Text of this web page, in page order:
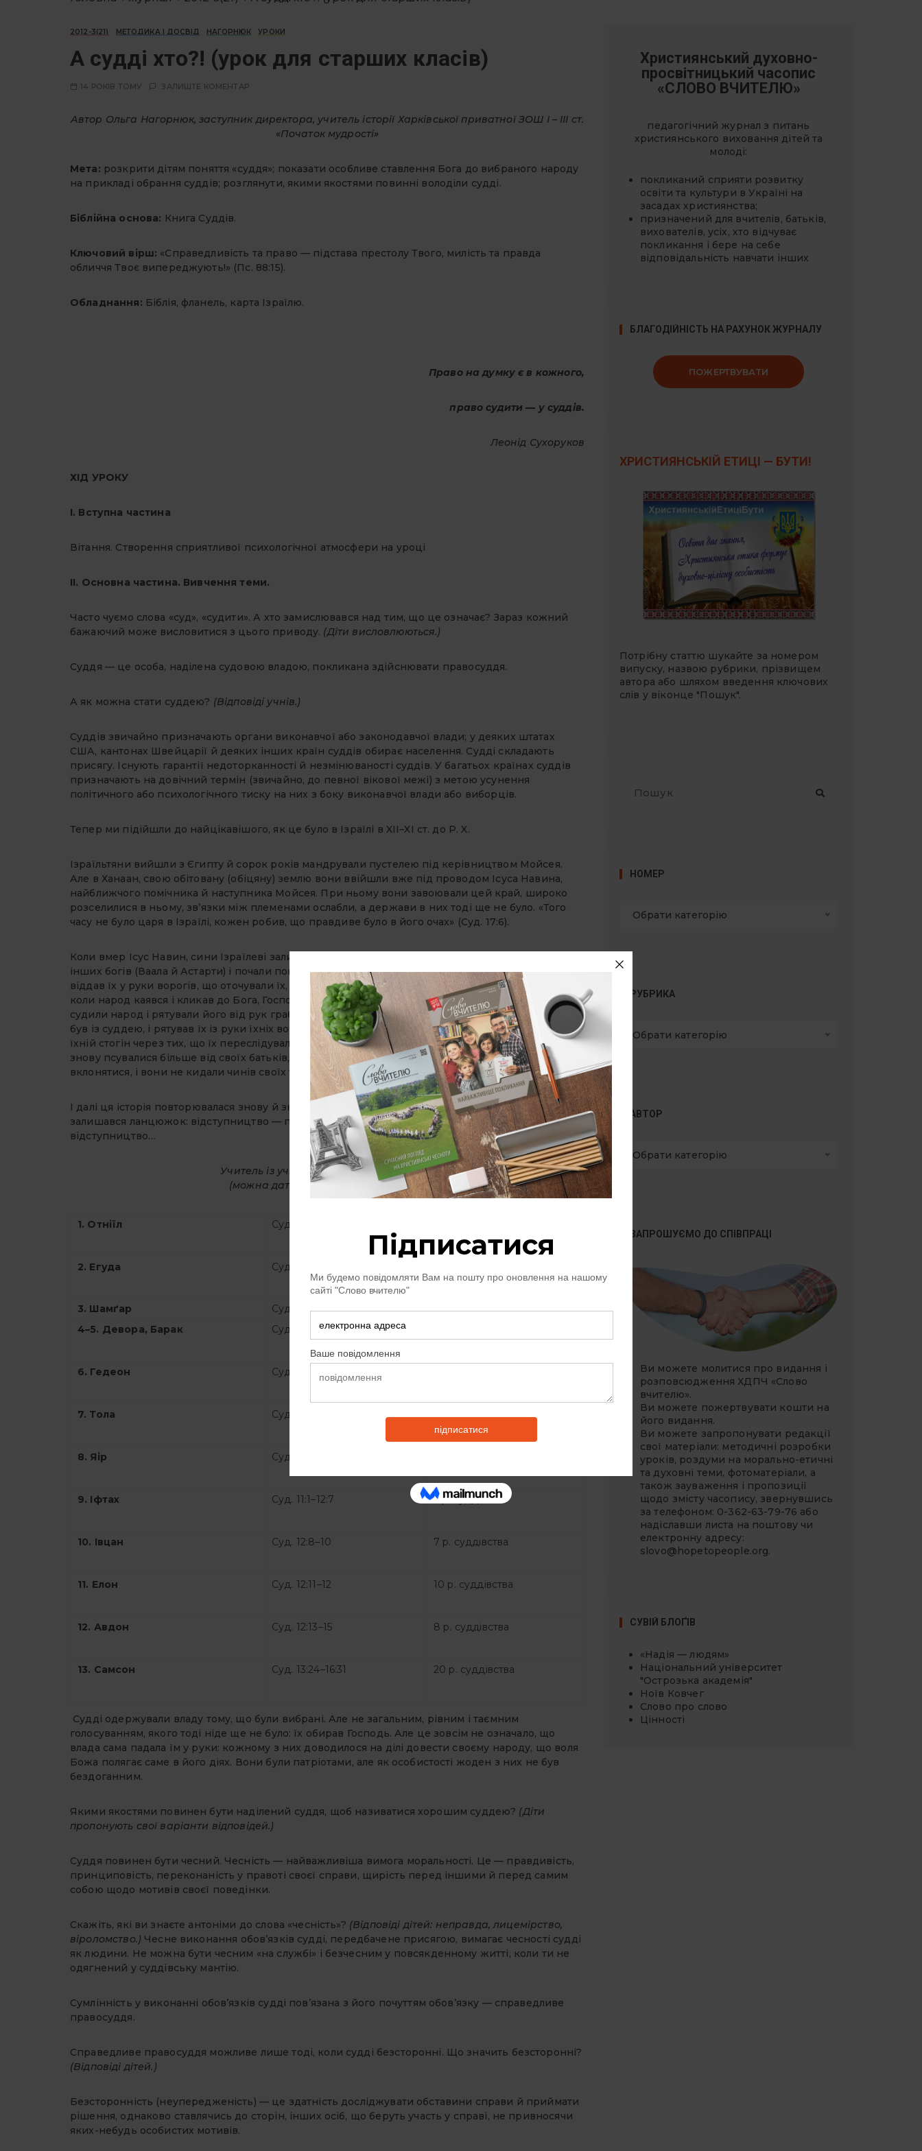
2012-3(21) МЕТОДИКА І ДОСВІД НАГОРНЮК УРОКИ
А судді хто?! (урок для старших класів)
14 РОКІВ ТОМУ ЗАЛИШТЕ КОМЕНТАР
Автор Ольга Нагорнюк, заступник директора, учитель історії Харківської приватної ЗОШ І – ІІІ ст.
«Початок мудрості»
Мета: розкрити дітям поняття «суддя»; показати особливе ставлення Бога до вибраного народу
на прикладі обрання суддів; розглянути, якими якостями повинні володіли судді.
Біблійна основа: Книга Суддів.
Ключовий вірш: «Справедливість та право — підстава престолу Твого, милість та правда
обличчя Твоє випереджують!» (Пс. 88:15).
Обладнання: Біблія, фланель, карта Ізраїлю.
Право на думку є в кожного,
право судити — у суддів.
Леонід Сухоруков
ХІД УРОКУ
І. Вступна частина
Вітання. Створення сприятливої психологічної атмосфери на уроці
ІІ. Основна частина. Вивчення теми.
Часто чуємо слова «суд», «судити». А хто замислювався над тим, що це означає? Зараз кожний
бажаючий може висловитися з цього приводу. (Діти висловлюються.)
Суддя — це особа, наділена судовою владою, покликана здійснювати правосуддя.
А як можна стати суддею? (Відповіді учнів.)
Суддів звичайно призначають органи виконавчої або законодавчої влади; у деяких штатах
США, кантонах Швейцарії й деяких інших країн суддів обирає населення. Судді складають
присягу. Існують гарантії недоторканності й незмінюваності суддів. У багатьох країнах суддів
призначають на довічний термін (звичайно, до певної вікової межі) з метою усунення
політичного або психологічного тиску на них з боку виконавчої влади або виборців.
Тепер ми підійшли до найцікавішого, як це було в Ізраїлі в XII–XI ст. до Р. X.
Ізраїльтяни вийшли з Єгипту й сорок років мандрували пустелею під керівництвом Мойсея.
Але в Ханаан, свою обітовану (обіцяну) землю вони ввійшли вже під проводом Ісуса Навина,
найближчого помічника й наступника Мойсея. При ньому вони завоювали цей край, широко
розселилися в ньому, зв’язки між племенами ослабли, а держави в них тоді ще не було. «Того
часу не було царя в Ізраїлі, кожен робив, що правдиве було в його очах» (Суд. 17:6).
Коли вмер Ісус Навин, сини Ізраїлеві залишили Господа Бога батьків своїх і звернулися до
інших богів (Ваала й Астарти) і почали поклонятися їм. Гнів Божий запалився на Ізраїля, і Він
віддав їх у руки ворогів, що оточували їх, і не могли вже встояти перед ворогами своїми. Однак,
коли народ каявся і кликав до Бога, Господь змилосерджувався і ставив суддів, які мудро
судили народ і рятували його від рук грабіжників. «А коли Господь ставив їм суддів, то Господь
був із суддею, і рятував їх із руки їхніх ворогів по всі дні того судді, бо Господь жалував їх через
їхній стогін через тих, що їх переслідували та гнобили їх. І бувало, як умирав той суддя, вони
знову псувалися більше від своїх батьків, щоб іти за іншими богами, щоб їм служити та щоб їм
вклонятися, і вони не кидали чинів своїх та своєї неслухняної дороги» (Суд. 2:18–19).
І далі ця історія повторювалася знову й знову. Мінялися особи, деталі, сюжети. Незмінним
залишався ланцюжок: відступництво — покарання — покаяння — порятунок. І нове
відступництво…
Учитель із учнями заповнюють таблицю
(можна дати на домашнє завдання).
1. Отніїл Суд. 3:9–11
2. Егуда Суд. 3:15–30
3. Шамґар
Суд. 3:31
4–5. Девора, Барак
Суд. 4:4–5:31
6. Гедеон Суд. 6:11–8:32
7. Тола Суд. 10:1, 2 23 р. суддівства
8. Яір Суд. 10:3, 4
9. Іфтах Суд. 11:1–12:7 6 р. суддівства
10. Івцан Суд. 12:8–10 7 р. суддівства
11. Елон Суд. 12:11–12 10 р. суддівства
12. Авдон Суд. 12:13–15 8 р. суддівства
13. Самсон Суд. 13:24–16:31 20 р. суддівства
Судді одержували владу тому, що були вибрані. Але не загальним, рівним і таємним
голосуванням, якого тоді ніде ще не було: їх обирав Господь. Але це зовсім не означало, що
влада сама падала їм у руки: кожному з них доводилося на ділі довести своєму народу, що воля
Божа полягає саме в його діях. Вони були патріотами, але як особистості жоден з них не був
бездоганним.
Якими якостями повинен бути наділений суддя, щоб називатися хорошим суддею? (Діти
пропонують свої варіанти відповідей.)
Суддя повинен бути чесний. Чесність — найважливіша вимога моральності. Це — правдивість,
принциповість, переконаність у правоті своєї справи, щирість перед іншими й перед самим
собою щодо мотивів своєї поведінки.
Скажіть, які ви знаєте антоніми до слова «чесність»? (Відповіді дітей: неправда, лицемірство,
віроломство.) Чесне виконання обов’язків судді, передбачене присягою, вимагає чесності судді
як людини. Не можна бути чесним «на службі» і безчесним у повсякденному житті, коли ти не
одягнений у суддівську мантію.
Сумлінність у виконанні обов’язків судді пов’язана з його почуттям обов’язку — справедливе
правосуддя.
Справедливе правосуддя можливе лише тоді, коли судді безсторонні. Що значить безсторонні?
(Відповіді дітей.)
Безсторонність (неупередженість) — це здатність досліджувати обставини справи й приймати
рішення, однаково ставлячись до сторін, інших осіб, що беруть участь у справі, не привносячи
яких-небудь особистих мотивів.
Християнський духовно-
просвітницький часопис
«СЛОВО ВЧИТЕЛЮ»
педагогічний журнал з питань
християнського виховання дітей та
молоді:
покликаний сприяти розвитку
освіти та культури в Україні на
засадах християнства;
призначений для вчителів, батьків,
вихователів, усіх, хто відчуває
покликання і бере на себе
відповідальність навчати інших
БЛАГОДІЙНІСТЬ НА РАХУНОК ЖУРНАЛУ
ПОЖЕРТВУВАТИ
ХРИСТИЯНСЬКІЙ ЕТИЦІ — БУТИ!
Потрібну статтю шукайте за номером
випуску, назвою рубрики, прізвищем
автора або шляхом введення ключових
слів у віконце "Пошук".
НОМЕР
Обрати категорію
РУБРИКА
Обрати категорію
АВТОР
Обрати категорію
ЗАПРОШУЄМО ДО СПІВПРАЦІ
Ви можете молитися про видання і
розповсюдження ХДПЧ «Слово
вчителю».
Ви можете пожертвувати кошти на
його видання.
Ви можете запропонувати редакції
свої матеріали: методичні розробки
уроків, роздуми на морально-етичні
та духовні теми, фотоматеріали, а
також зауваження і пропозиції
щодо змісту часопису, звернувшись
за телефоном: 0-362-63-79-76 або
надіславши листа на поштову чи
електронну адресу:
slovo@hopetopeople.org.
СУВІЙ БЛОҐІВ
«Надія — людям»
Національний університет
"Острозька академія"
Ноїв Ковчег
Слово про слово
Цінності